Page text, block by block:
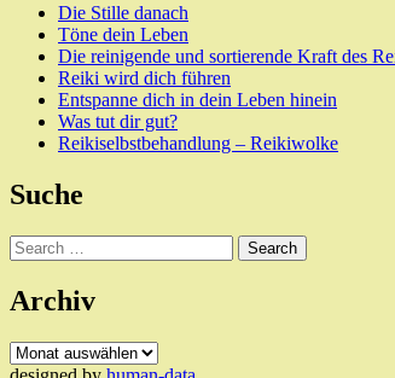
Die Stille danach
Töne dein Leben
Die reinigende und sortierende Kraft des
Reiki wird dich führen
Entspanne dich in dein Leben hinein
Was tut dir gut?
Reikiselbstbehandlung – Reikiwolke
Suche
Search
Archiv
Archiv